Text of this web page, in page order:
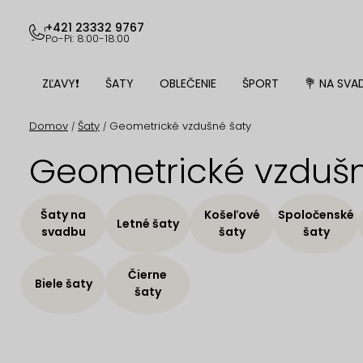
obsah
+421 23332 9767
Po-Pi: 8:00-18:00
ZĽAVY❗ ŠATY OBLEČENIE ŠPORT 💐 NA
Domov / Šaty / Geometrické vzdušné šaty
Geometrické
Šaty na
svadbu
Letné šaty
Košeľové
šaty
Spoločenské
šaty
Biele šaty
Čierne
šaty